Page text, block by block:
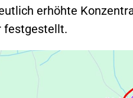
erhöhte
festgestellt.